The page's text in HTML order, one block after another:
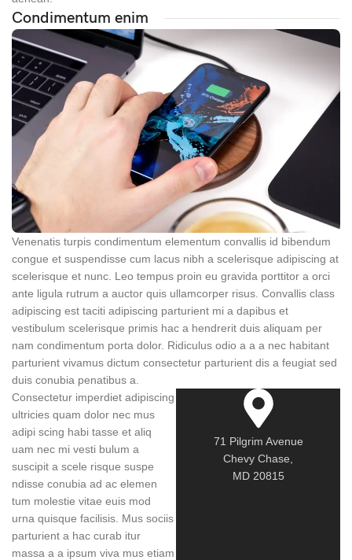
Condimentum enim
Venenatis turpis condimentum elementum convallis id bibendum
congue et suspendisse cum lacus nibh a scelerisque adipiscing at
scelerisque et nunc. Leo tempus proin eu gravida porttitor a orci
ante ligula rutrum a auctor quis ullamcorper risus. Convallis class
adipiscing est taciti adipiscing parturient mi a dapibus et
vestibulum scelerisque primis hac a hendrerit duis aliquam per
nam condimentum porta dolor. Ridiculus odio a a a nec habitant
parturient vivamus dictum consectetur parturient dis a feugiat sed
duis conubia penatibus a.
Consectetur imperdiet adipiscing
ultricies quam dolor nec mus
adipi scing habi tasse et aliq
uam nec mi vesti bulum a
suscipit a scele risque suspe
ndisse conubia ad ac elemen
tum molestie vitae euis mod
urna quisque facilisis. Mus sociis
parturient a hac curab itur
massa a a ipsum viva mus etiam
71 Pilgrim Avenue
Chevy Chase,
MD 20815